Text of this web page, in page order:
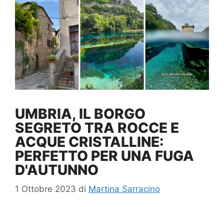
UMBRIA, IL BORGO
SEGRETO TRA ROCCE E
ACQUE CRISTALLINE:
PERFETTO PER UNA FUGA
D'AUTUNNO
1 Ottobre 2023 di Martina Sarracino